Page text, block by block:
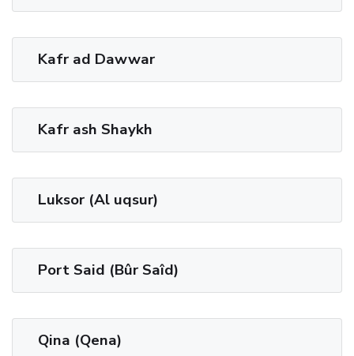
Kafr ad Dawwar
Kafr ash Shaykh
Luksor (Al uqsur)
Port Said (Bûr Saîd)
Qina (Qena)